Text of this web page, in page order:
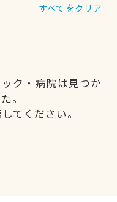
すべてをクリア
ク・病院は見つか
。
てください。